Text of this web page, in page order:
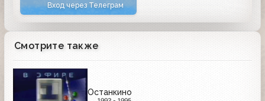
Вход через Телеграм
Смотрите также
Останкино